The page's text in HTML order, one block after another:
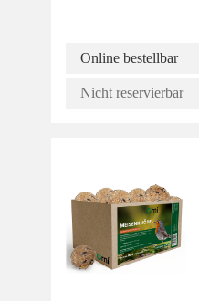
Online bestellbar
Nicht reservierbar